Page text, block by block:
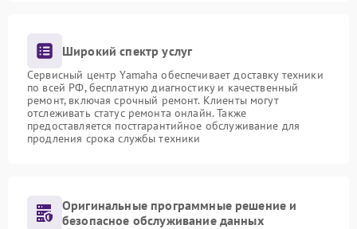
Широкий спектр услуг
Сервисный центр Yamaha обеспечивает доставку техники
по всей РФ, бесплатную диагностику и качественный
ремонт, включая срочный ремонт. Клиенты могут
отслеживать статус ремонта онлайн. Также
предоставляется постгарантийное обслуживание для
продления срока службы техники
Оригинальные программные решение и
безопасное обслуживание данных